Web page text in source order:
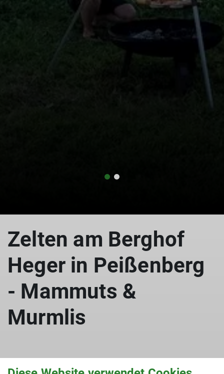
Zelten am Berghof
Heger in Peißenberg
- Mammuts &
Murmlis